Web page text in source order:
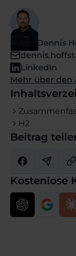
Autor:
Dennis
LinkedIn
Mehr über den
H2
Beitrag
Kostenlose